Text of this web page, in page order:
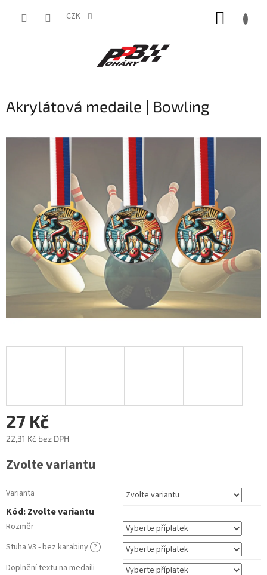
CZK
Akrylátová medaile | Bowling
27 Kč
22,31 Kč bez DPH
cena:
Zvolte variantu
Varianta
Kód:Zvolte variantu
Rozměr
Stuha V3 - bez karabiny ?
Doplnění textu na medaili